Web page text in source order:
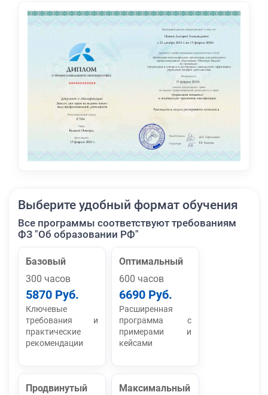
Выберите удобный формат обучения
Все программы соответствуют требованиям
ФЗ "Об образовании РФ"
Базовый
300 часов
5870 Руб.
Ключевые
требования и
практические
рекомендации
Оптимальный
600 часов
6690 Руб.
Расширенная
программа с
примерами и
кейсами
Продвинутый
Максимальный